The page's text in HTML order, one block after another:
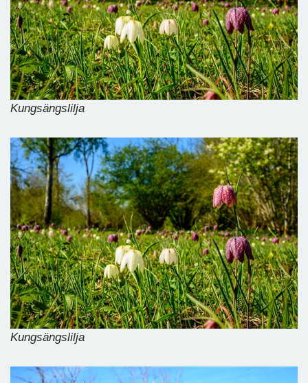
Kungsängslilja
Kungsängslilja